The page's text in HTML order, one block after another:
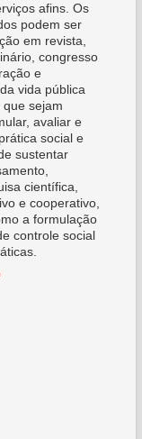
afins. Os
podem ser
em revista,
congresso
e
vida pública
sejam
avaliar e
social e
sustentar
científica,
e cooperativo,
a formulação
controle social